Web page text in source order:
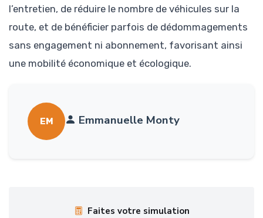
l’entretien, de réduire le nombre de véhicules sur la
route, et de bénéficier parfois de dédommagements
sans engagement ni abonnement, favorisant ainsi
une mobilité économique et écologique.
EM Emmanuelle Monty
Faites votre simulation